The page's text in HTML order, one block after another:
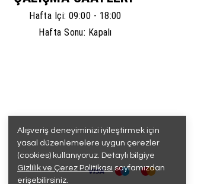
Alışveriş deneyiminizi iyileştirmek için
yasal düzenlemelere uygun çerezler
(cookies) kullanıyoruz. Detaylı bilgiye
Gizlilik ve Çerez Politikası sayfamızdan
erişebilirsiniz.
Hafta İçi: 09:00 - 18:00
Hafta Sonu: Kapalı